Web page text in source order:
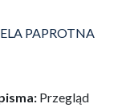
PAPROTNA
Przegląd